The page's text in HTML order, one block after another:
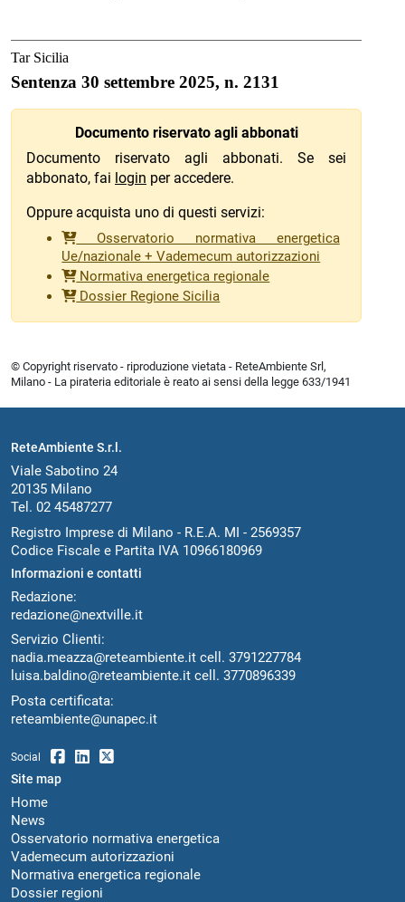
Tar Sicilia
Sentenza 30 settembre 2025, n. 2131
Documento riservato agli abbonati
Documento riservato agli abbonati. Se sei
abbonato, fai login per accedere.
Oppure acquista uno di questi servizi:
Osservatorio normativa energetica
Ue/nazionale + Vademecum autorizzazioni
Normativa energetica regionale
Dossier Regione Sicilia
© Copyright riservato - riproduzione vietata - ReteAmbiente Srl,
Milano - La pirateria editoriale è reato ai sensi della legge 633/1941
ReteAmbiente S.r.l.
Viale Sabotino 24
20135 Milano
Tel. 02 45487277
Registro Imprese di Milano - R.E.A. MI - 2569357
Codice Fiscale e Partita IVA 10966180969
Informazioni e contatti
Redazione:
redazione@nextville.it
Servizio Clienti:
nadia.meazza@reteambiente.it cell. 3791227784
luisa.baldino@reteambiente.it cell. 3770896339
Posta certificata:
reteambiente@unapec.it
Social
Site map
Home
News
Osservatorio normativa energetica
Vademecum autorizzazioni
Normativa energetica regionale
Dossier regioni